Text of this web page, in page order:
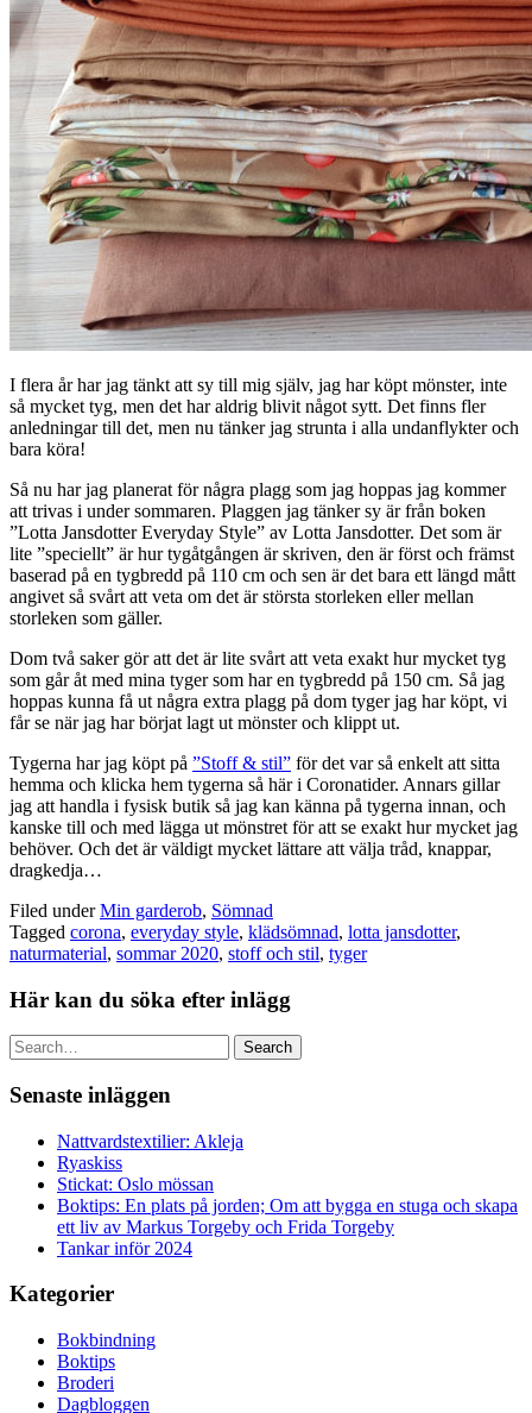
I flera år har jag tänkt att sy till mig själv, jag har köpt mönster, inte
så mycket tyg, men det har aldrig blivit något sytt. Det finns fler
anledningar till det, men nu tänker jag strunta i alla undanflykter och
bara köra!
Så nu har jag planerat för några plagg som jag hoppas jag kommer
att trivas i under sommaren. Plaggen jag tänker sy är från boken
”Lotta Jansdotter Everyday Style” av Lotta Jansdotter. Det som är
lite ”speciellt” är hur tygåtgången är skriven, den är först och främst
baserad på en tygbredd på 110 cm och sen är det bara ett längd mått
angivet så svårt att veta om det är största storleken eller mellan
storleken som gäller.
Dom två saker gör att det är lite svårt att veta exakt hur mycket tyg
som går åt med mina tyger som har en tygbredd på 150 cm. Så jag
hoppas kunna få ut några extra plagg på dom tyger jag har köpt, vi
får se när jag har börjat lagt ut mönster och klippt ut.
Tygerna har jag köpt på ”Stoff & stil” för det var så enkelt att sitta
hemma och klicka hem tygerna så här i Coronatider. Annars gillar
jag att handla i fysisk butik så jag kan känna på tygerna innan, och
kanske till och med lägga ut mönstret för att se exakt hur mycket jag
behöver. Och det är väldigt mycket lättare att välja tråd, knappar,
dragkedja…
Filed underMin garderob, Sömnad
Tagged corona, everyday style, klädsömnad, lotta jansdotter,
naturmaterial, sommar 2020, stoff och stil, tyger
Här kan du söka efter inlägg
Search
Senaste inläggen
Nattvardstextilier: Akleja
Ryaskiss
Stickat: Oslo mössan
Boktips: En plats på jorden; Om att bygga en stuga och skapa
ett liv av Markus Torgeby och Frida Torgeby
Tankar inför 2024
Kategorier
Bokbindning
Boktips
Broderi
Dagbloggen